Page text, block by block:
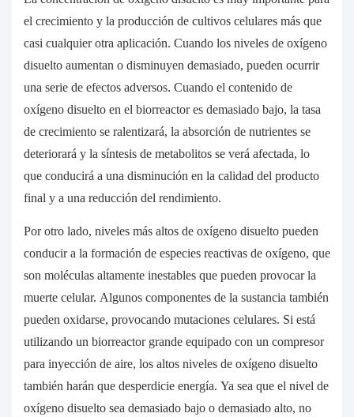
el crecimiento y la producción de cultivos celulares más que
casi cualquier otra aplicación. Cuando los niveles de oxígeno
disuelto aumentan o disminuyen demasiado, pueden ocurrir
una serie de efectos adversos. Cuando el contenido de
oxígeno disuelto en el biorreactor es demasiado bajo, la tasa
de crecimiento se ralentizará, la absorción de nutrientes se
deteriorará y la síntesis de metabolitos se verá afectada, lo
que conducirá a una disminución en la calidad del producto
final y a una reducción del rendimiento.
Por otro lado, niveles más altos de oxígeno disuelto pueden
conducir a la formación de especies reactivas de oxígeno, que
son moléculas altamente inestables que pueden provocar la
muerte celular. Algunos componentes de la sustancia también
pueden oxidarse, provocando mutaciones celulares. Si está
utilizando un biorreactor grande equipado con un compresor
para inyección de aire, los altos niveles de oxígeno disuelto
también harán que desperdicie energía. Ya sea que el nivel de
oxígeno disuelto sea demasiado bajo o demasiado alto, no